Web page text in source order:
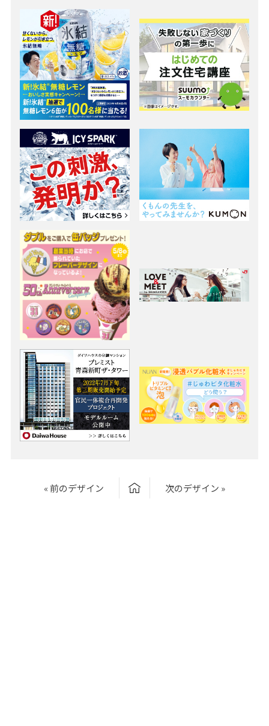
« 前のデザイン 次のデザイン »